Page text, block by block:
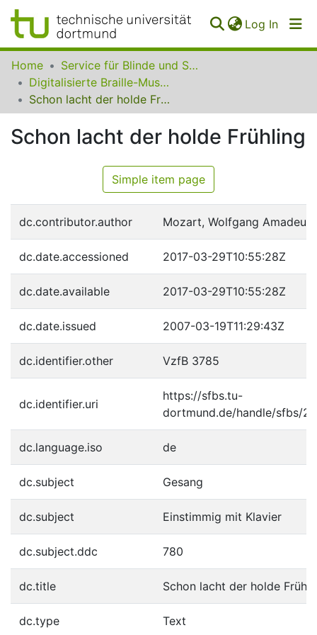
Log In
Communities
Collections
Home
Service für Blinde und Sehbehinderte der UB Dortmund
Digitalisierte Braille-Musik-Matrizen des VzfB
Schon lacht der holde Frühling
Schon lacht der holde Frühling
Simple item page
dc.contributor.author Mozart, Wolfgang Amadeus
dc.date.accessioned 2017-03-29T10:55:28Z
dc.date.available 2017-03-29T10:55:28Z
dc.date.issued 2007-03-19T11:29:43Z
dc.identifier.other VzfB 3785
dc.identifier.uri
https://sfbs.tu-
dortmund.de/handle/sfbs/
dc.language.iso de
dc.subject Gesang
dc.subject Einstimmig mit Klavier
dc.subject.ddc 780
dc.title Schon lacht der holde
dc.type Text